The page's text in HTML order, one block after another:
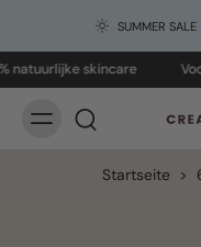
SUMMER
skincare
Startseite >